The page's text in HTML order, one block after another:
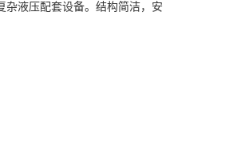
杂液压配套设备。结构简洁，安